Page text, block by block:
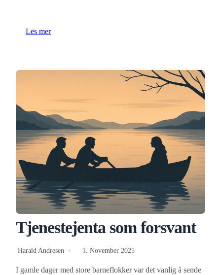
Les mer
Tjenestejenta som forsvant
Harald Andresen 1. November 2025
I gamle dager med store barneflokker var det vanlig å sende